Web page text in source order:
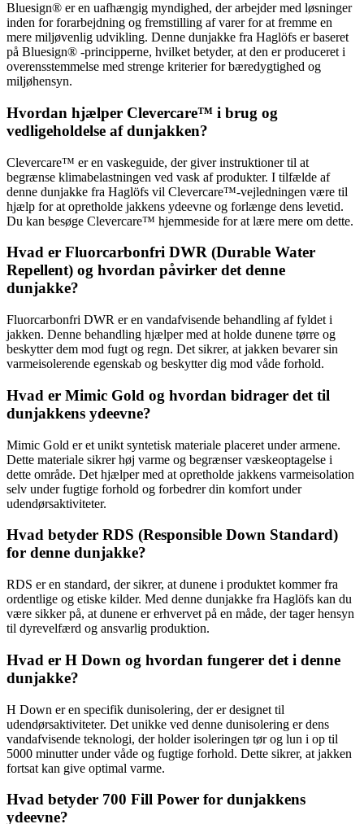
Bluesign® er en uafhængig myndighed, der arbejder med løsninger
inden for forarbejdning og fremstilling af varer for at fremme en
mere miljøvenlig udvikling. Denne dunjakke fra Haglöfs er baseret
på Bluesign® -principperne, hvilket betyder, at den er produceret i
overensstemmelse med strenge kriterier for bæredygtighed og
miljøhensyn.
Hvordan hjælper Clevercare™ i brug og
vedligeholdelse af dunjakken?
Clevercare™ er en vaskeguide, der giver instruktioner til at
begrænse klimabelastningen ved vask af produkter. I tilfælde af
denne dunjakke fra Haglöfs vil Clevercare™-vejledningen være til
hjælp for at opretholde jakkens ydeevne og forlænge dens levetid.
Du kan besøge Clevercare™ hjemmeside for at lære mere om dette.
Hvad er Fluorcarbonfri DWR (Durable Water
Repellent) og hvordan påvirker det denne
dunjakke?
Fluorcarbonfri DWR er en vandafvisende behandling af fyldet i
jakken. Denne behandling hjælper med at holde dunene tørre og
beskytter dem mod fugt og regn. Det sikrer, at jakken bevarer sin
varmeisolerende egenskab og beskytter dig mod våde forhold.
Hvad er Mimic Gold og hvordan bidrager det til
dunjakkens ydeevne?
Mimic Gold er et unikt syntetisk materiale placeret under armene.
Dette materiale sikrer høj varme og begrænser væskeoptagelse i
dette område. Det hjælper med at opretholde jakkens varmeisolation
selv under fugtige forhold og forbedrer din komfort under
udendørsaktiviteter.
Hvad betyder RDS (Responsible Down Standard)
for denne dunjakke?
RDS er en standard, der sikrer, at dunene i produktet kommer fra
ordentlige og etiske kilder. Med denne dunjakke fra Haglöfs kan du
være sikker på, at dunene er erhvervet på en måde, der tager hensyn
til dyrevelfærd og ansvarlig produktion.
Hvad er H Down og hvordan fungerer det i denne
dunjakke?
H Down er en specifik dunisolering, der er designet til
udendørsaktiviteter. Det unikke ved denne dunisolering er dens
vandafvisende teknologi, der holder isoleringen tør og lun i op til
5000 minutter under våde og fugtige forhold. Dette sikrer, at jakken
fortsat kan give optimal varme.
Hvad betyder 700 Fill Power for dunjakkens
ydeevne?